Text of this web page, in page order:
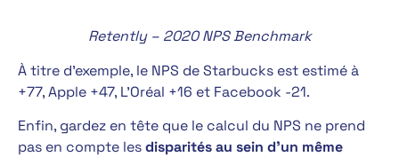
Retently – 2020 NPS Benchmark
À titre d’exemple, le NPS de Starbucks est estimé à
+77, Apple +47, L’Oréal +16 et Facebook -21.
Enfin, gardez en tête que le calcul du NPS ne prend
pas en compte lesdisparités au sein d’un même